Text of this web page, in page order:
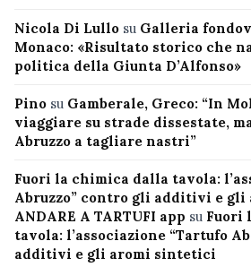
Nicola Di Lullo su Galleria
Monaco: «Risultato storico che
politica della Giunta D’Alfonso»
Pino su Gamberale, Greco: “In
viaggiare su strade dissestate,
Abruzzo a tagliare nastri”
Fuori la chimica dalla tavola:
Abruzzo” contro gli additivi e
ANDARE A TARTUFI app su Fuori
tavola: l’associazione “Tartufo
additivi e gli aromi sintetici